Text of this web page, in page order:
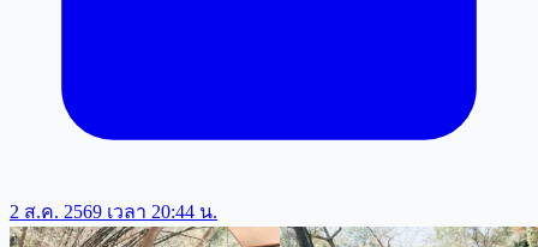
2 ส.ค. 2569 เวลา 20:44 น.